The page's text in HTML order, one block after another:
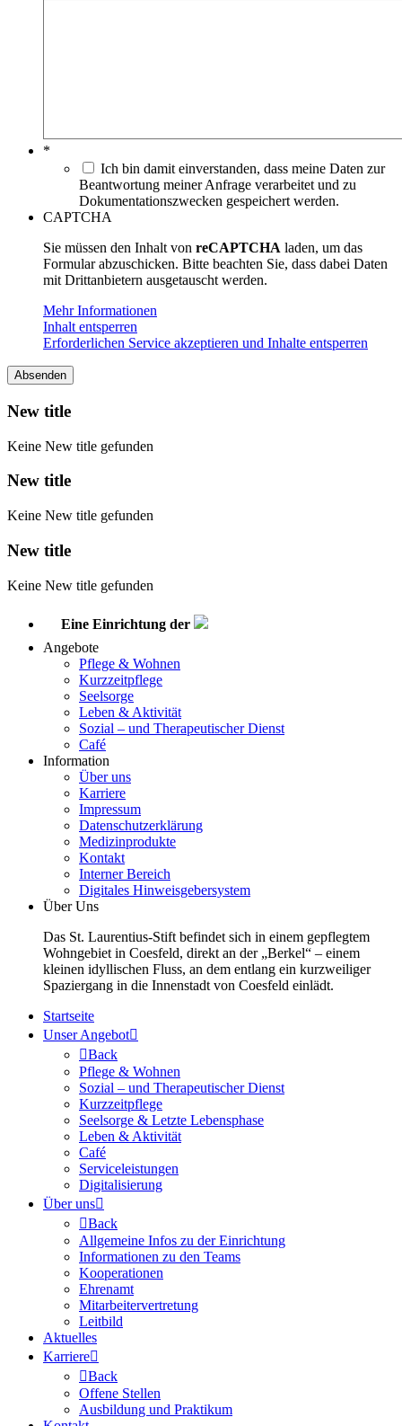
*
Ich bin damit einverstanden, dass meine Daten zur
Beantwortung meiner Anfrage verarbeitet und zu
Dokumentationszwecken gespeichert werden.
CAPTCHA
Sie müssen den Inhalt von reCAPTCHA laden, um das
Formular abzuschicken. Bitte beachten Sie, dass dabei Daten
mit Drittanbietern ausgetauscht werden.
Mehr Informationen
Inhalt entsperren
Erforderlichen Service akzeptieren und Inhalte entsperren
Absenden
New title
Keine New title gefunden
New title
Keine New title gefunden
New title
Keine New title gefunden
Eine Einrichtung der
Angebote
Pflege & Wohnen
Kurzzeitpflege
Seelsorge
Leben & Aktivität
Sozial – und Therapeutischer Dienst
Café
Information
Über uns
Karriere
Impressum
Datenschutzerklärung
Medizinprodukte
Kontakt
Interner Bereich
Digitales Hinweisgebersystem
Über Uns
Das St. Laurentius-Stift befindet sich in einem gepflegtem
Wohngebiet in Coesfeld, direkt an der „Berkel“ – einem
kleinen idyllischen Fluss, an dem entlang ein kurzweiliger
Spaziergang in die Innenstadt von Coesfeld einlädt.
Startseite
Unser Angebot
Back
Pflege & Wohnen
Sozial – und Therapeutischer Dienst
Kurzzeitpflege
Seelsorge & Letzte Lebensphase
Leben & Aktivität
Café
Serviceleistungen
Digitalisierung
Über uns
Back
Allgemeine Infos zu der Einrichtung
Informationen zu den Teams
Kooperationen
Ehrenamt
Mitarbeitervertretung
Leitbild
Aktuelles
Karriere
Back
Offene Stellen
Ausbildung und Praktikum